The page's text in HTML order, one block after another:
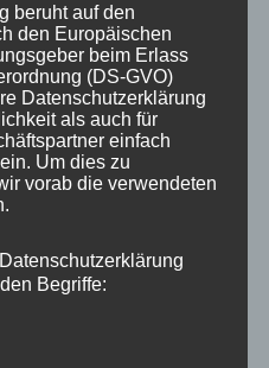
Führung offensichtlich
ist auch in dieser
aktueller
befragten
beruht auf den
den Europäischen
beim Erlass
(DS-GVO)
Datenschutzerklärung
als auch für
einfach
Um dies zu
vorab die verwendeten
Begriffe: